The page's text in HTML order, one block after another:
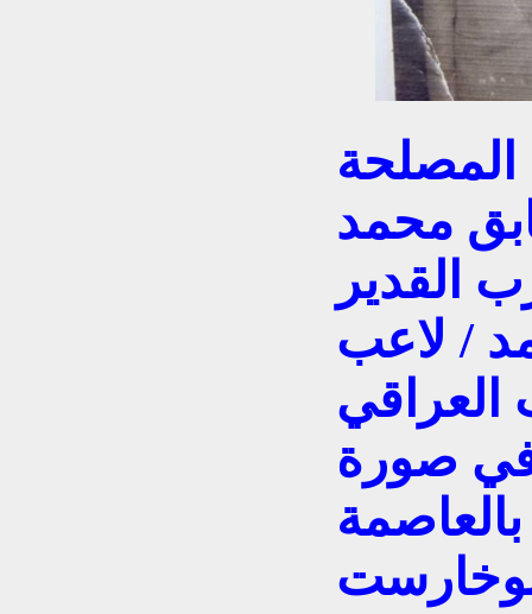
المصلحة
محمد
القدير
/ لاعب
العراقي
في صورة
سنة 1959 بالعاصمة
بوخارست